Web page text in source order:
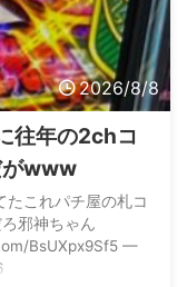
2026/8/8
往年の2chコ
がwww
たこれパチ屋の札コ
邪神ちゃん
BsUXpx9Sf5 —